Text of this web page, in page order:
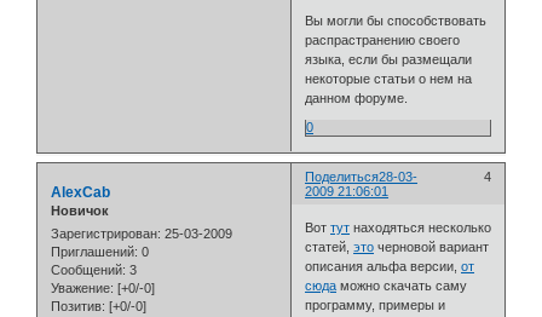
Вы могли бы способствовать
распрастранению своего
языка, если бы размещали
некоторые статьи о нем на
данном форуме.
0
Поделиться 4
28-03-
2009 21:06:01
AlexCab
Новичок
Зарегистрирован: 25-03-2009
Приглашений: 0
Сообщений: 3
Уважение: [+0/-0]
Позитив: [+0/-0]
Воттут находяться несколько
статей,это черновой вариант
описания альфа версии,от
сюда можно скачать саму
программу, примеры и